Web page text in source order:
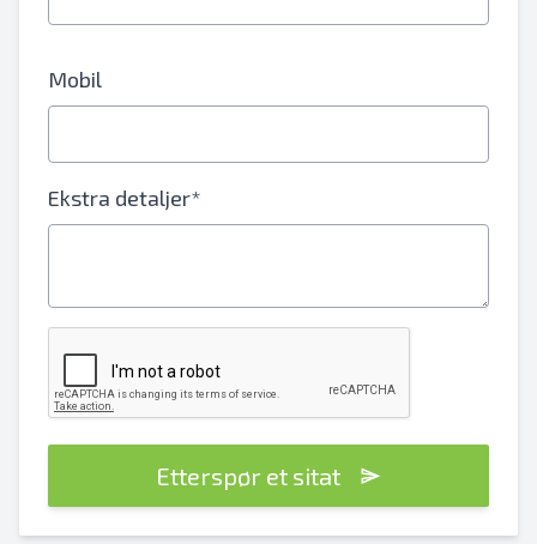
Mobil
Ekstra detaljer*
Etterspør et sitat